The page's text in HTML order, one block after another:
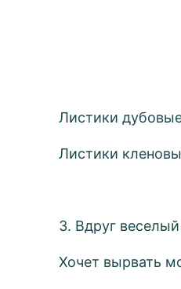
2 такт
3 такт –
4 такт
Листики
Листики
3. Вдруг
Хочет вырвать